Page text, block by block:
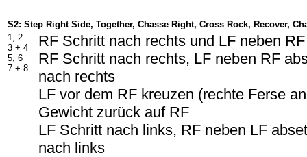
S2: Step Right Side, Together, Chasse Right, Cross Rock, Recover,
1, 2
3 + 4
5, 6
7 + 8
RF Schritt nach rechts und LF neben
RF Schritt nach rechts, LF neben RF
nach rechts
LF vor dem RF kreuzen (rechte Ferse
Gewicht zurück auf RF
LF Schritt nach links, RF neben LF
nach links